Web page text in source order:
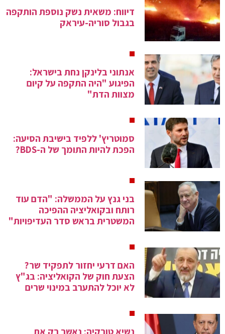
דיווח: משאית נשק נוספת הותקפה
בגבול סוריה-עיראק
אנתוני בלינקן נחת בישראל:
הפיגוע "היה התקפה על קיום
מצוות הדת"
סמוטריץ' ללפיד בישיבת הסיעה:
הפכת להיות התומך של ה-BDS?
בני גנץ על הממשלה: "הדם עוד
רותח ובקואליציה ההפיכה
המשטרית בראש סדר העדיפויות"
האם דרעי יחזור לתפקיד שר?
הצעת חוק של הקואליציה: בג"ץ
לא יוכל להתערב במינוי שרים